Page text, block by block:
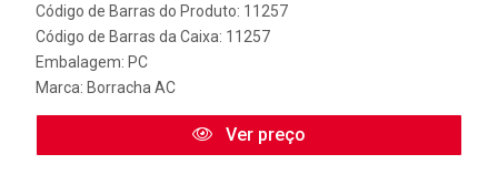
Código de Barras do Produto: 11257
Código de Barras da Caixa: 11257
Embalagem: PC
Marca: Borracha AC
Ver preço